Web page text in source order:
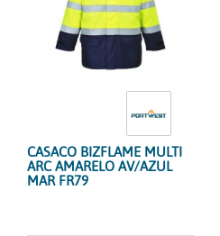
CASACO BIZFLAME MULTI
ARC AMARELO AV/AZUL
MAR FR79